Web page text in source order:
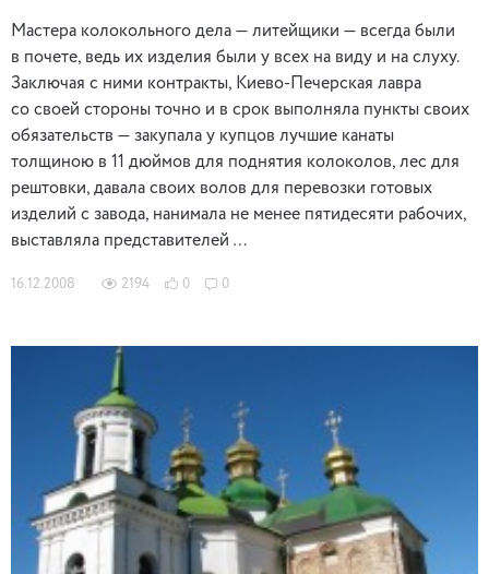
Мастера колокольного дела — литейщики — всегда были
в почете, ведь их изделия были у всех на виду и на слуху.
Заключая с ними контракты, Киево-Печерская лавра
со своей стороны точно и в срок выполняла пункты своих
обязательств — закупала у купцов лучшие канаты
толщиною в 11 дюймов для поднятия колоколов, лес для
рештовки, давала своих волов для перевозки готовых
изделий с завода, нанимала не менее пятидесяти рабочих,
выставляла представителей …
16.12.2008 2194 0 0